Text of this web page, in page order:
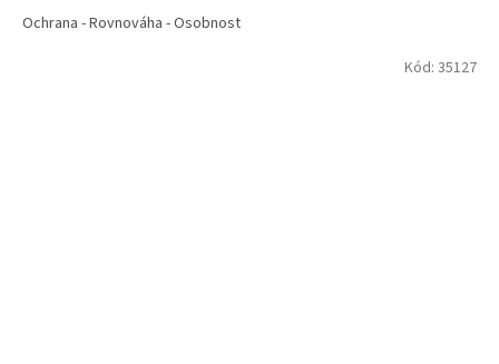
Ochrana - Rovnováha - Osobnost
Kód: 35127